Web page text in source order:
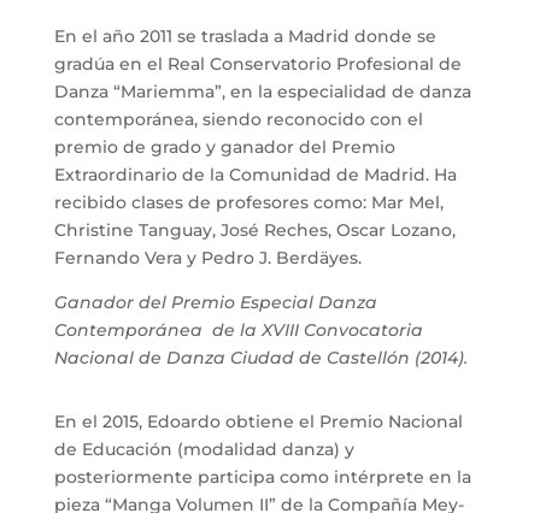
En el año 2011 se traslada a Madrid donde se
gradúa en el Real Conservatorio Profesional de
Danza “Mariemma”, en la especialidad de danza
contemporánea, siendo reconocido con el
premio de grado y ganador del Premio
Extraordinario de la Comunidad de Madrid. Ha
recibido clases de profesores como: Mar Mel,
Christine Tanguay, José Reches, Oscar Lozano,
Fernando Vera y Pedro J. Berdäyes.
Ganador del Premio Especial Danza
Contemporánea de la XVIII Convocatoria
Nacional de Danza Ciudad de Castellón (2014).
En el 2015, Edoardo obtiene el Premio Nacional
de Educación (modalidad danza) y
posteriormente participa como intérprete en la
pieza “Manga Volumen II” de la Compañía Mey-